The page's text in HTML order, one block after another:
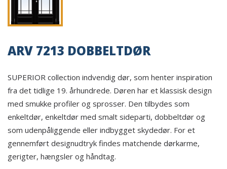
ARV 7213 DOBBELTDØR
SUPERIOR collection indvendig dør, som henter inspiration
fra det tidlige 19. århundrede. Døren har et klassisk design
med smukke profiler og sprosser. Den tilbydes som
enkeltdør, enkeltdør med smalt sideparti, dobbeltdør og
som udenpåliggende eller indbygget skydedør. For et
gennemført designudtryk findes matchende dørkarme,
gerigter, hængsler og håndtag.